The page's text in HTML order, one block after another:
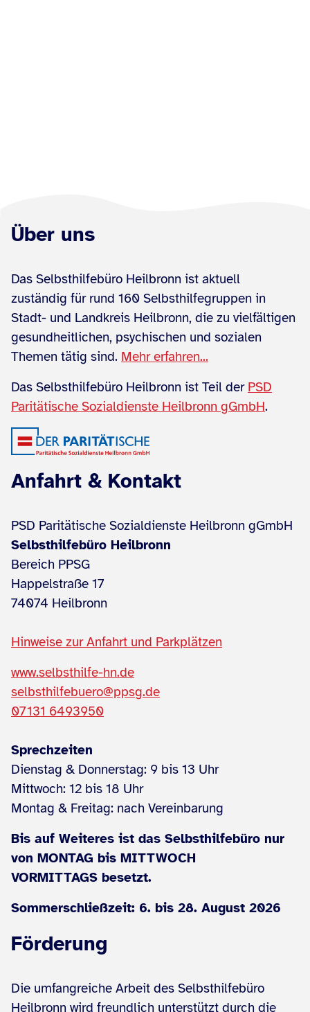
Über uns
Das Selbsthilfebüro Heilbronn ist aktuell
zuständig für rund 160 Selbsthilfegruppen in
Stadt- und Landkreis Heilbronn, die zu vielfältigen
gesundheitlichen, psychischen und sozialen
Themen tätig sind. Mehr erfahren...
Das Selbsthilfebüro Heilbronn ist Teil der PSD
Paritätische Sozialdienste Heilbronn gGmbH.
Anfahrt & Kontakt
PSD Paritätische Sozialdienste Heilbronn gGmbH
Selbsthilfebüro Heilbronn
Bereich PPSG
Happelstraße 17
74074 Heilbronn
Hinweise zur Anfahrt und Parkplätzen
www.selbsthilfe-hn.de
selbsthilfebuero@ppsg.de
07131 6493950
Sprechzeiten
Dienstag & Donnerstag: 9 bis 13 Uhr
Mittwoch: 12 bis 18 Uhr
Montag & Freitag: nach Vereinbarung
Bis auf Weiteres ist das Selbsthilfebüro nur
von MONTAG bis MITTWOCH
VORMITTAGS besetzt.
Sommerschließzeit: 6. bis 28. August 2026
Förderung
Die umfangreiche Arbeit des Selbsthilfebüro
Heilbronn wird freundlich unterstützt durch die